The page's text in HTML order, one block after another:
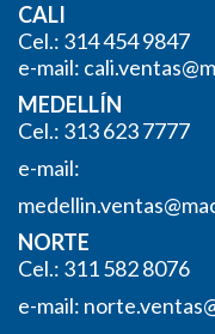
CALI
Cel.: 314 454 9847
e-mail:
MEDELLÍN
Cel.: 313 623 7777
e-mail:
NORTE
Cel.: 311 582 8076
e-mail: